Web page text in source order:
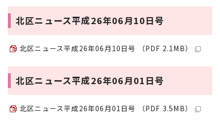
北区ニュース平成26年06月10日号
北区ニュース平成26年06月10日号 （PDF 2.1MB）
北区ニュース平成26年06月01日号
北区ニュース平成26年06月01日号 （PDF 3.5MB）